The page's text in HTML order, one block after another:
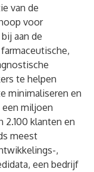
van de
voor
aan de
te helpen
minimaliseren en
miljoen
2.100 klanten en
meest
,
een bedrijf